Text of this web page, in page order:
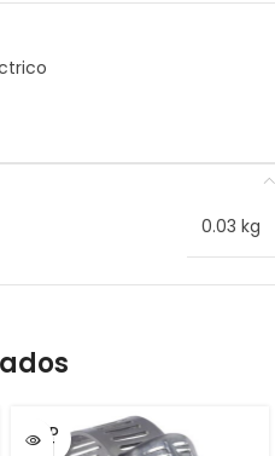
0.03 kg
SOLD
OUT